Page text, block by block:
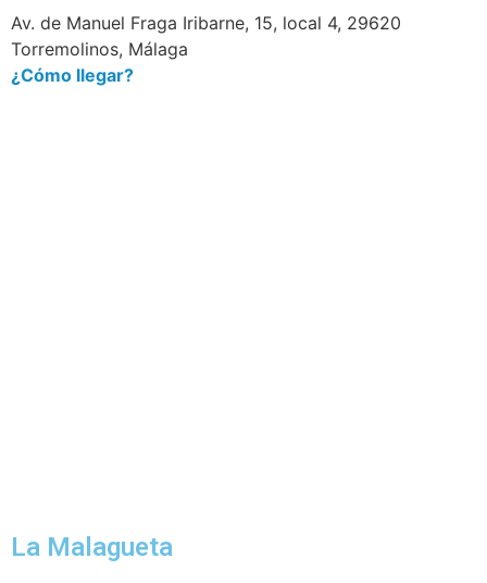
Av. de Manuel Fraga Iribarne, 15, local 4, 29620
Torremolinos, Málaga
¿Cómo llegar?
La Malagueta